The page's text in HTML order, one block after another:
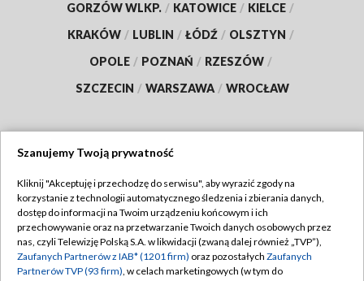
GORZÓW WLKP. / KATOWICE / KIELCE /
KRAKÓW / LUBLIN / ŁÓDŹ / OLSZTYN /
OPOLE / POZNAŃ / RZESZÓW /
SZCZECIN / WARSZAWA / WROCŁAW
TVP
Abonament TVP
Emisja w TVP
Regulamin TVP
Polityka prywatności
Szanujemy Twoją prywatność
Kliknij "Akceptuję i przechodzę do serwisu", aby wyrazić zgody na
korzystanie z technologii automatycznego śledzenia i zbierania danych,
dostęp do informacji na Twoim urządzeniu końcowym i ich
przechowywanie oraz na przetwarzanie Twoich danych osobowych przez
nas, czyli Telewizję Polską S.A. w likwidacji (zwaną dalej również „TVP”),
Zaufanych Partnerów z IAB* (1201 firm) oraz pozostałych Zaufanych
Partnerów TVP (93 firm), w celach marketingowych (w tym do